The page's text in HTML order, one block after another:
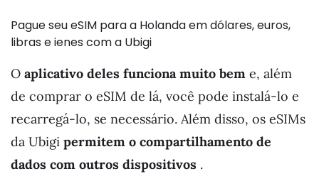
Pague seu eSIM para a Holanda em dólares, euros,
libras e ienes com a Ubigi
O aplicativo deles funciona muito bem e, além
de comprar o eSIM de lá, você pode instalá-lo e
recarregá-lo, se necessário. Além disso, os eSIMs
da Ubigi permitem o compartilhamento de
dados com outros dispositivos .